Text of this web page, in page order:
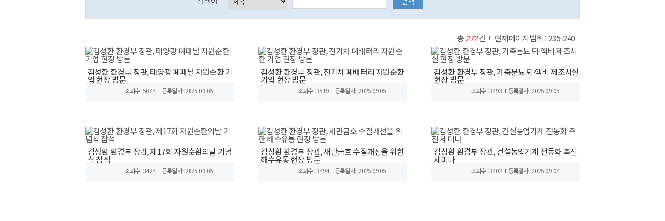
총272건 현재페이지범위 : 235-240
김성환 환경부 장관, 태양광 폐패널 자원순환 기
업 현장 방문
조회수 : 5044 등록일자 : 2025-09-05
김성환 환경부 장관, 전기차 폐배터리 자원순환
기업 현장 방문
조회수 : 3519 등록일자 : 2025-09-05
김성환 환경부 장관, 가축분뇨 퇴·액비 제조시설
현장 방문
조회수 : 3493 등록일자 : 2025-09-05
김성환 환경부 장관, 제17회 자원순환의날 기념
식 참석
조회수 : 3424 등록일자 : 2025-09-05
김성환 환경부 장관, 새만금호 수질개선을 위한
해수유통 현장 방문
조회수 : 3494 등록일자 : 2025-09-05
김성환 환경부 장관, 건설농업기계 전동화 촉진
세미나
조회수 : 3402 등록일자 : 2025-09-04